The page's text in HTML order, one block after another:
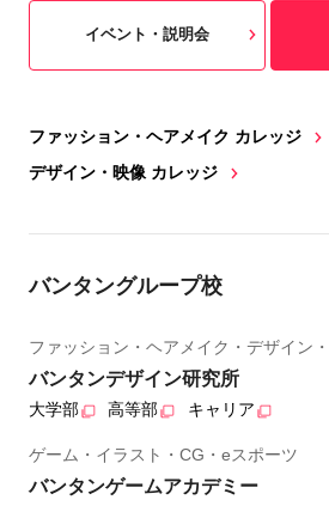
ファッション・ヘアメイク カレッジ
デザイン・映像 カレッジ
イベント・説明会
バンタングループ校
ファッション・ヘアメイク・デザイン
バンタンデザイン研究所
大学部 高等部 キャリア
ゲーム・イラスト・CG・eスポーツ
バンタンゲームアカデミー